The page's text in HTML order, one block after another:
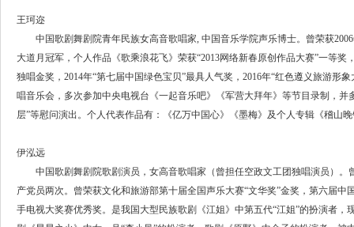
王珂迩
中国歌剧舞剧院青年民族女高音歌唱家, 中国音乐学院声乐博士。曾荣获2006
大道月冠军，个人作品《歌乘浪花飞》荣获“2013网络新春原创作品大赛”一等奖
独唱金奖，2014年“第七届中国绿色宝贝”最具人气奖，2016年“红色遵义旅游形
唱音乐会，多次参加中央电视台《一起音乐吧》《军营大拜年》等节目录制，
层”等慰问演出。个人代表作品有：《亿万中国心》《墨梅》及个人专辑《稽山
伊泓远
中国歌剧舞剧院歌剧演员，女高音歌唱家（曾担任空政文工团独唱演员）。
产党员两次。曾荣获文化和旅游部第十届全国声乐大赛“文华奖”金奖，第六届中
手电视大奖赛优秀奖。是我国大型民族歌剧《江姐》中第五代“江姐”的扮演者，